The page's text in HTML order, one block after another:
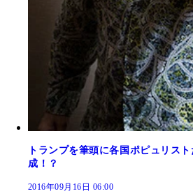
トランプを筆頭に各国ポピュリス
成！？
2016年09月16日 06:00